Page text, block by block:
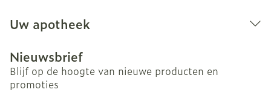
Uw apotheek
Nieuwsbrief
Blijf op de hoogte van nieuwe producten en
promoties